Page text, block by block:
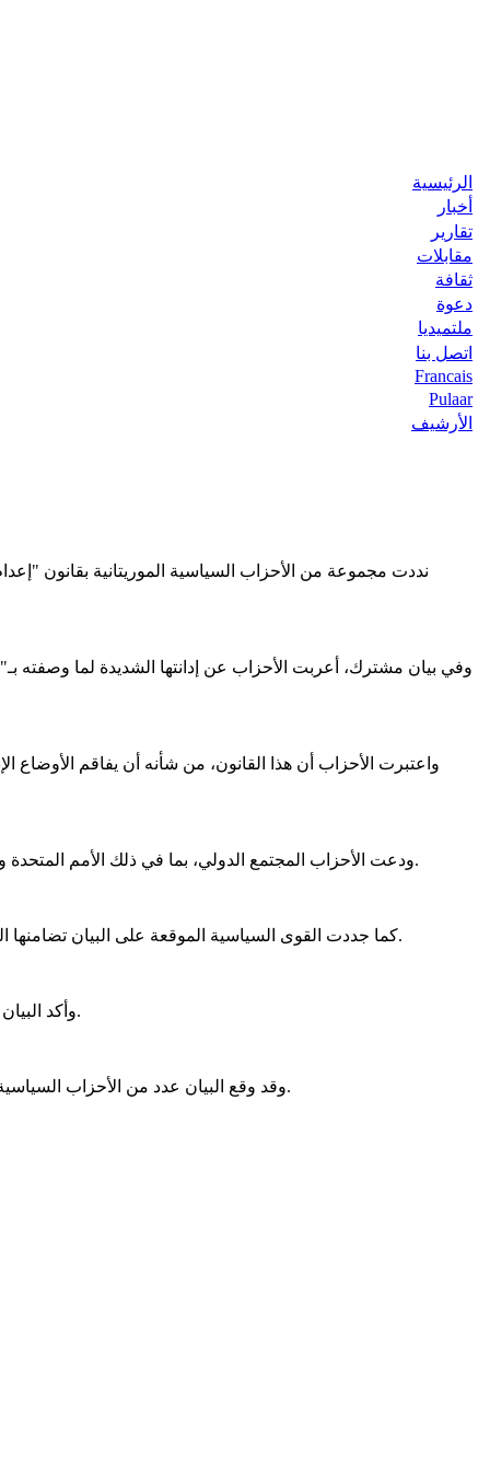
الرئيسية
أخبار
تقارير
مقابلات
ثقافة
دعوة
ملتميديا
اتصل بنا
Francais
Pulaar
الأرشيف
نددت مجموعة من الأحزاب السياسية الموريتانية بقانون
وفي بيان مشترك، أعربت الأحزاب عن إدانتها الشديدة لما وصفته
واعتبرت الأحزاب أن هذا القانون، من شأنه أن يفاقم الأوضاع
ودعت الأحزاب المجتمع الدولي، بما في ذلك الأمم المتحدة والمنظمات الحقوقية، إلى التحرك العاجل لوقف هذا القانون والعمل على محاسبة المسؤولين عنه، وضمان احترام القوانين الدولية ذات الصلة.
كما جددت القوى السياسية الموقعة على البيان تضامنها الكامل مع الشعب الفلسطيني، مؤكدة دعمه في نضاله من أجل نيل حقوقه المشروعة، وفي مقدمتها إقامة دولته المستقلة وعاصمتها القدس.
وأكد البيان أن القضية الفلسطينية ستظل قضية مركزية لدى الرأي العام الموريتاني، مشددا على استمرار الدعم الشعبي والرسمي لحقوق الفلسطينيين.
وقد وقع البيان عدد من الأحزاب السياسية، من بينها حزب الإنصاف، واتحاد قوى التقدم، والتجمع الوطني للإصلاح والتنمية "تواصل"، وتكتل القوى الديمقراطية، إلى جانب أحزاب أخرى.